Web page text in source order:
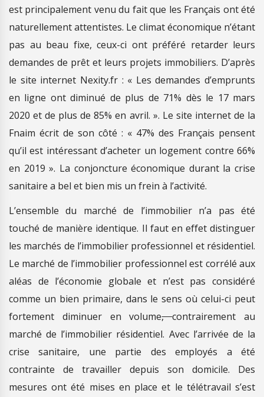
est principalement venu du fait que les Français ont été
naturellement attentistes. Le climat économique n’étant
pas au beau fixe, ceux-ci ont préféré retarder leurs
demandes de prêt et leurs projets immobiliers. D’après
le site internet Nexity.fr : « Les demandes d’emprunts
en ligne ont diminué de plus de 71% dès le 17 mars
2020 et de plus de 85% en avril. ». Le site internet de la
Fnaim écrit de son côté : « 47% des Français pensent
qu’il est intéressant d’acheter un logement contre 66%
en 2019 ». La conjoncture économique durant la crise
sanitaire a bel et bien mis un frein à l’activité.
L’ensemble du marché de l’immobilier n’a pas été
touché de manière identique. Il faut en effet distinguer
les marchés de l’immobilier professionnel et résidentiel.
Le marché de l’immobilier professionnel est corrélé aux
aléas de l’économie globale et n’est pas considéré
comme un bien primaire, dans le sens où celui-ci peut
fortement diminuer en volume,contrairement au
marché de l’immobilier résidentiel. Avec l’arrivée de la
crise sanitaire, une partie des employés a été
contrainte de travailler depuis son domicile. Des
mesures ont été mises en place et le télétravail s’est